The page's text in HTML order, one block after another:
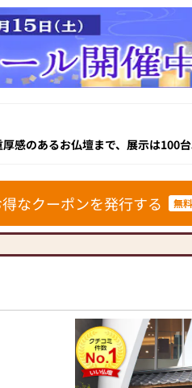
ーです。
して頂け
ませ!!
てご準備
内をゆっ
を無料で
。）
ン仏壇を
も見ごた
感のあるお仏壇まで、展示は100
得なクーポンを発行する 無料